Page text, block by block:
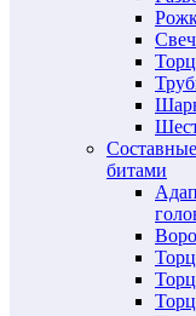
битами